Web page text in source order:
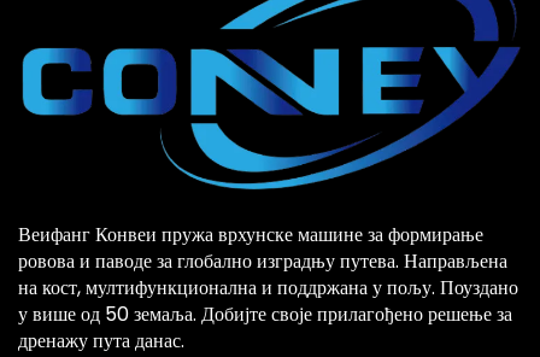
Веифанг Конвеи пружа врхунске машине за формирање
ровова и паводе за глобално изградњу путева. Направљена
на кост, мултифункционална и поддржана у пољу. Поуздано
у више од 50 земаља. Добијте своје прилагођено решење за
дренажу пута данас.